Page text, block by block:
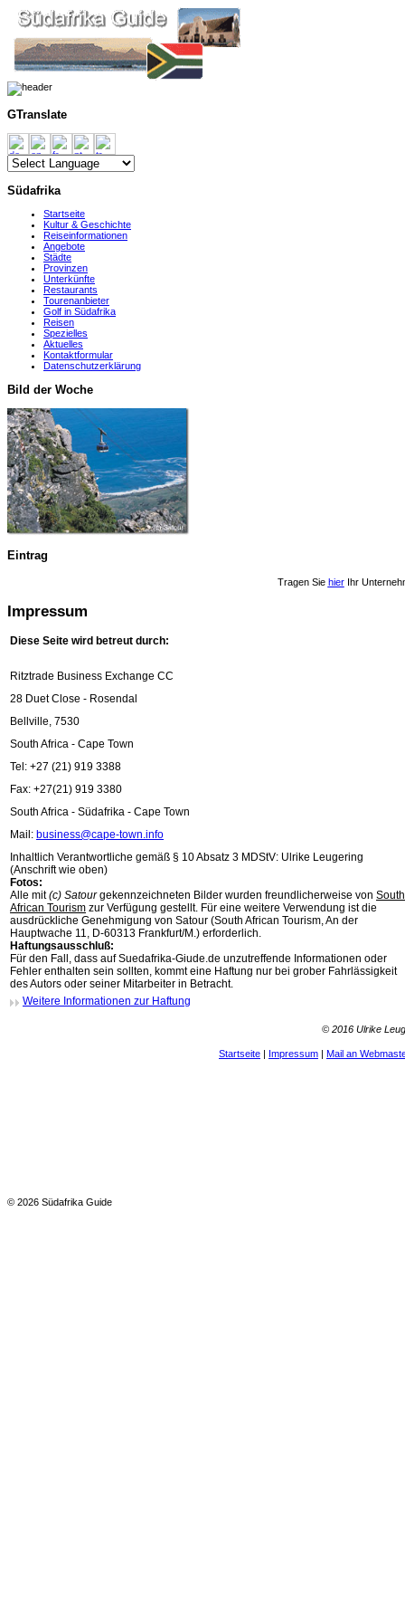
GTranslate
Südafrika
Startseite
Kultur & Geschichte
Reiseinformationen
Angebote
Städte
Provinzen
Unterkünfte
Restaurants
Tourenanbieter
Golf in Südafrika
Reisen
Spezielles
Aktuelles
Kontaktformular
Datenschutzerklärung
Bild der Woche
Eintrag
Tragen Sie hierIhr
Impressum
Diese Seite wird betreut durch:
Ritztrade Business Exchange CC
28 Duet Close - Rosendal
Bellville, 7530
South Africa - Cape Town
Tel: +27 (21) 919 3388
Fax: +27(21) 919 3380
South Africa - Südafrika - Cape Town
Mail: business@cape-town.info
Inhaltlich Verantwortliche gemäß § 10 Absatz 3 MDStV: Ulrike Leugering
(Anschrift wie oben)
Fotos:
Alle mit(c) Satourgekennzeichneten Bilder wurden freundlicherweise von South
African Tourism zur Verfügung gestellt. Für eine weitere Verwendung ist die
ausdrückliche Genehmigung von Satour (South African Tourism, An der
Hauptwache 11, D-60313 Frankfurt/M.) erforderlich.
Haftungsausschluß:
Für den Fall, dass auf Suedafrika-Giude.de unzutreffende Informationen oder
Fehler enthalten sein sollten, kommt eine Haftung nur bei grober Fahrlässigkeit
des Autors oder seiner Mitarbeiter in Betracht.
Weitere Informationen zur Haftung
© 2016 Ulrike
Startseite Impressum Mail an
© 2026 Südafrika Guide